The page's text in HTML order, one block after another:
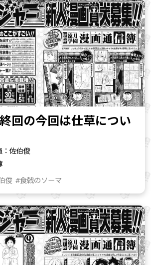
回の今回は仕草につい
：佐伯俊
俊 #食戟のソーマ